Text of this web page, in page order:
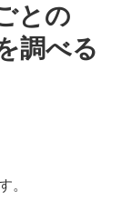
との
調べる
。